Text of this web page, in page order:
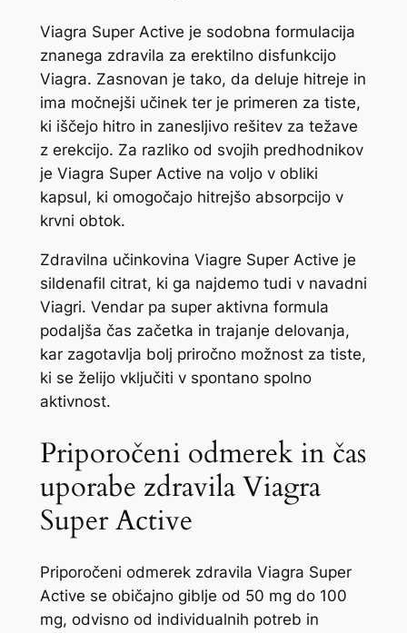
Viagra Super Active je sodobna formulacija
znanega zdravila za erektilno disfunkcijo
Viagra. Zasnovan je tako, da deluje hitreje in
ima močnejši učinek ter je primeren za tiste,
ki iščejo hitro in zanesljivo rešitev za težave
z erekcijo. Za razliko od svojih predhodnikov
je Viagra Super Active na voljo v obliki
kapsul, ki omogočajo hitrejšo absorpcijo v
krvni obtok.
Zdravilna učinkovina Viagre Super Active je
sildenafil citrat, ki ga najdemo tudi v navadni
Viagri. Vendar pa super aktivna formula
podaljša čas začetka in trajanje delovanja,
kar zagotavlja bolj priročno možnost za tiste,
ki se želijo vključiti v spontano spolno
aktivnost.
Priporočeni odmerek in čas
uporabe zdravila Viagra
Super Active
Priporočeni odmerek zdravila Viagra Super
Active se običajno giblje od 50 mg do 100
mg, odvisno od individualnih potreb in